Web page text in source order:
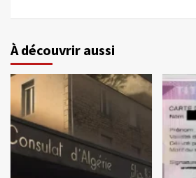
À découvrir aussi